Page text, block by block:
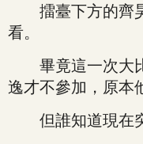
擂臺下方的齊昊
看。
畢竟這一次大比
逸才不參加，原本
但誰知道現在突